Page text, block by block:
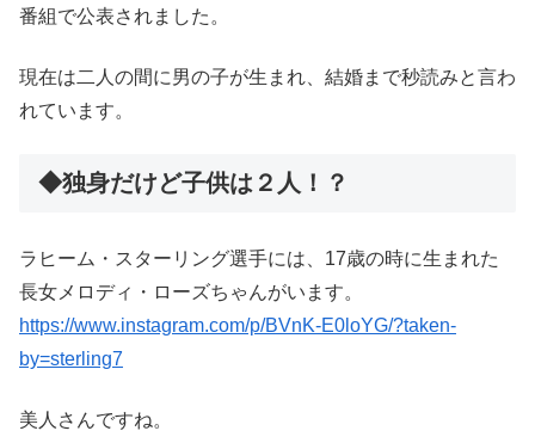
番組で公表されました。
現在は二人の間に男の子が生まれ、結婚まで秒読みと言わ
れています。
◆独身だけど子供は２人！？
ラヒーム・スターリング選手には、17歳の時に生まれた
長女メロディ・ローズちゃんがいます。
https://www.instagram.com/p/BVnK-E0loYG/?taken-
by=sterling7
美人さんですね。